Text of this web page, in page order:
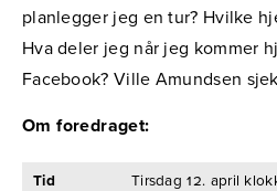
planlegger jeg en tur? Hvilke
Hva deler jeg når jeg kommer
Facebook? Ville Amundsen
Om foredraget:
Tid Tirsdag 12. april